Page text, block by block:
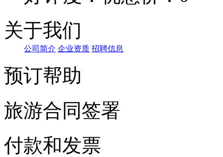
关于我们
公司简介 企业资质 招聘信息
预订帮助
旅游合同签署
付款和发票